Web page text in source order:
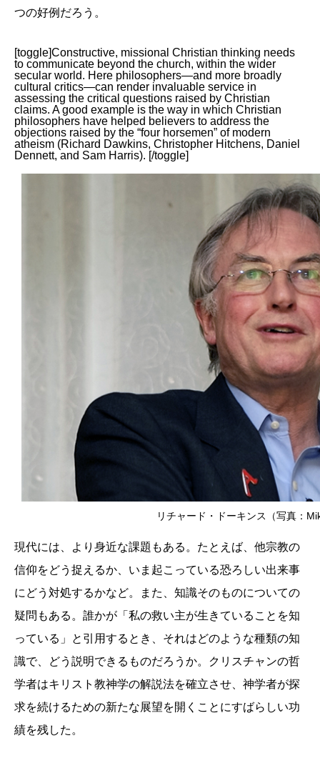
つの好例だろう。
[toggle]Constructive, missional Christian thinking needs
to communicate beyond the church, within the wider
secular world. Here philosophers—and more broadly
cultural critics—can render invaluable service in
assessing the critical questions raised by Christian
claims. A good example is the way in which Christian
philosophers have helped believers to address the
objections raised by the “four horsemen” of modern
atheism (Richard Dawkins, Christopher Hitchens, Daniel
Dennett, and Sam Harris). [/toggle]
リチャード・ドーキンス（写真：
現代には、より身近な課題もある。たとえば、他宗教の
信仰をどう捉えるか、いま起こっている恐ろしい出来事
にどう対処するかなど。また、知識そのものについての
疑問もある。誰かが「私の救い主が生きていることを知
っている」と引用するとき、それはどのような種類の知
識で、どう説明できるものだろうか。クリスチャンの哲
学者はキリスト教神学の解説法を確立させ、神学者が探
求を続けるための新たな展望を開くことにすばらしい功
績を残した。